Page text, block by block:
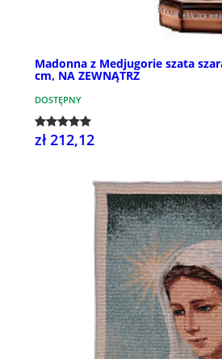
Madonna z Medjugorie szata
cm, NA ZEWNĄTRZ
DOSTĘPNY
zł 212,12